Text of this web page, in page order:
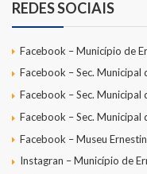
REDES SOCIAIS
Facebook – Município de
Facebook – Sec. Municipal
Facebook – Sec.
Facebook – Sec. Municipal
Facebook – Museu
Instagran – Município de